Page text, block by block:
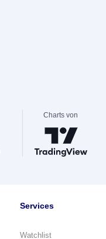
Charts von
Services
Watchlist